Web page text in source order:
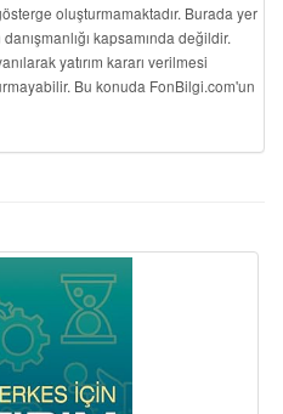
oluşturmamaktadır. Burada yer
kapsamında değildir.
yatırım kararı verilmesi
Bu konuda FonBilgi.com'un